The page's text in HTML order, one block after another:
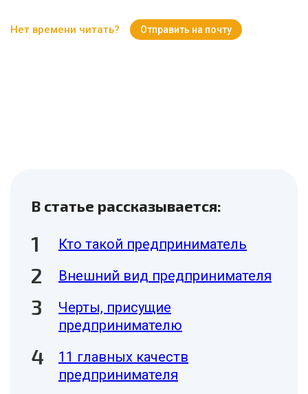
Нет времени читать? Отправить на почту
В статье рассказывается:
Кто такой предприниматель
Внешний вид предпринимателя
Черты, присущие
предпринимателю
11 главных качеств
предпринимателя